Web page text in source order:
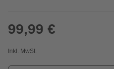
99,99 €
Inkl. MwSt.